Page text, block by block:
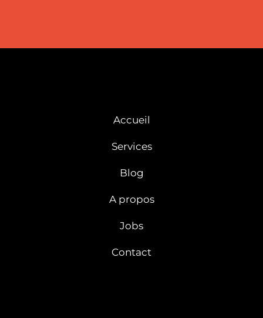
Accueil
Services
Blog
A propos
Jobs
Contact